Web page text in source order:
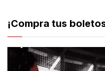
¡Compra tus